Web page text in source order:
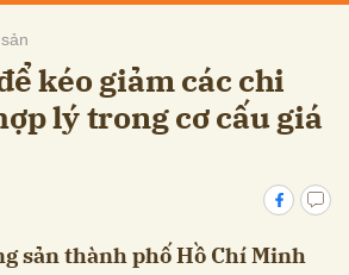
kéo giảm các chi
lý trong cơ cấu giá
sản thành phố Hồ Chí Minh
Hủy